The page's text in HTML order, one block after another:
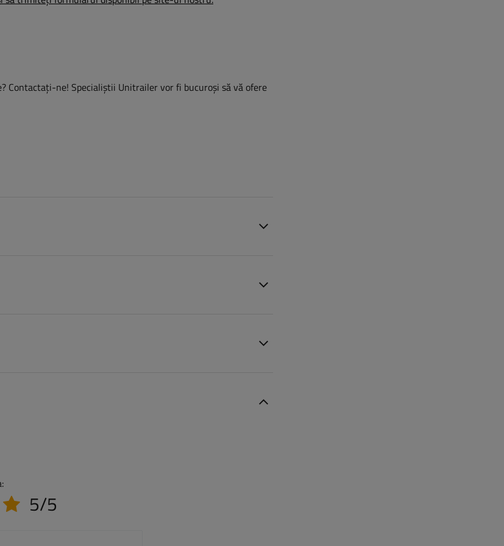
Contactaţi-ne! Specialiștii Unitrailer vor fi bucuroși să vă ofere
5/5